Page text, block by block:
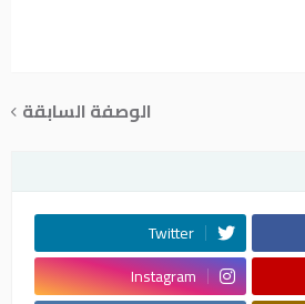
الوصفة السابقة
Twitter
Instagram